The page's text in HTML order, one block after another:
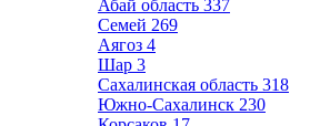
Абай область 337
Семей 269
Аягоз 4
Шар 3
Сахалинская область 318
Южно-Сахалинск 230